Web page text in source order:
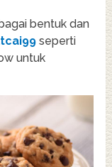
bentuk dan
seperti
untuk